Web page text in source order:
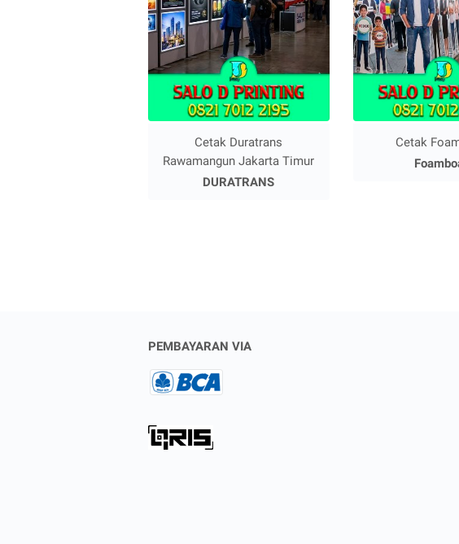
Cetak Duratrans
Rawamangun Jakarta Timur
DURATRANS
Cetak
PEMBAYARAN VIA